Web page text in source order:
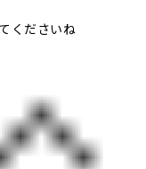
くださいね